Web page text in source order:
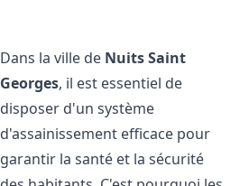
Dans la ville de Nuits Saint
Georges, il est essentiel de
disposer d'un système
d'assainissement efficace pour
garantir la santé et la sécurité